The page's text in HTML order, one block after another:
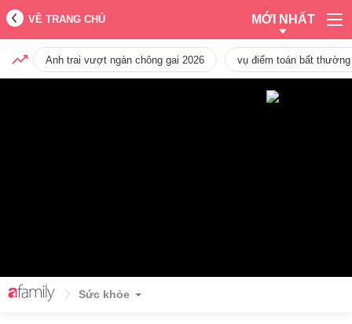
VỀ TRANG CHỦ MỚI NHẤT
Anh trai vượt ngàn chông gai 2026 vụ điểm toán bất
Sức khỏe